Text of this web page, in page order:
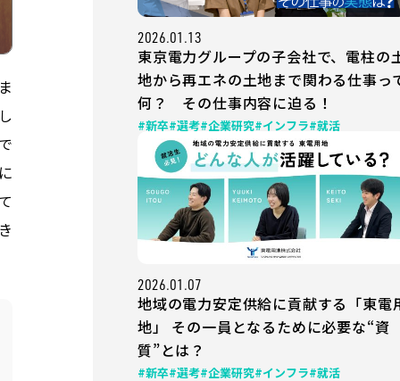
2026.01.13
東京電力グループの子会社で、電柱の
地から再エネの土地まで関わる仕事っ
何？ その仕事内容に迫る！
#新卒#選考#企業研究#インフラ#就活
2026.01.07
地域の電力安定供給に貢献する「東電
地」 その一員となるために必要な“資
質”とは？
#新卒#選考#企業研究#インフラ#就活